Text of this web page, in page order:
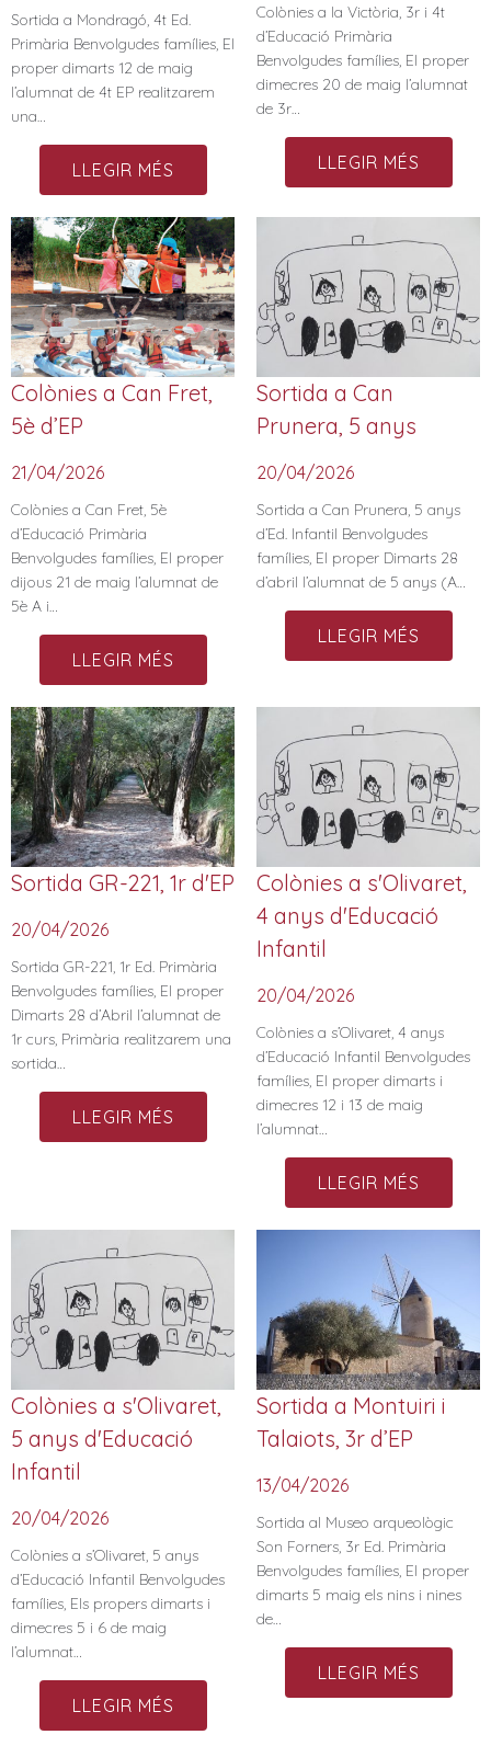
Sortida a Mondragó, 4t Ed.
Primària Benvolgudes famílies, El
proper dimarts 12 de maig
l’alumnat de 4t EP realitzarem
una…
LLEGIR MÉS
Colònies a la Victòria, 3r i 4t
d’Educació Primària
Benvolgudes famílies, El proper
dimecres 20 de maig l’alumnat
de 3r…
LLEGIR MÉS
Colònies a Can Fret,
5è d’EP
21/04/2026
Colònies a Can Fret, 5è
d’Educació Primària
Benvolgudes famílies, El proper
dijous 21 de maig l’alumnat de
5è A i…
LLEGIR MÉS
Sortida a Can
Prunera, 5 anys
20/04/2026
Sortida a Can Prunera, 5 anys
d’Ed. Infantil Benvolgudes
famílies, El proper Dimarts 28
d’abril l’alumnat de 5 anys (A…
LLEGIR MÉS
Sortida GR-221, 1r d'EP
20/04/2026
Sortida GR-221, 1r Ed. Primària
Benvolgudes famílies, El proper
Dimarts 28 d’Abril l’alumnat de
1r curs, Primària realitzarem una
sortida…
LLEGIR MÉS
Colònies a s'Olivaret,
4 anys d'Educació
Infantil​
20/04/2026
Colònies a s’Olivaret, 4 anys
d’Educació Infantil Benvolgudes
famílies, El proper dimarts i
dimecres 12 i 13 de maig
l’alumnat…
LLEGIR MÉS
Colònies a s'Olivaret,
5 anys d'Educació
Infantil
20/04/2026
Colònies a s’Olivaret, 5 anys
d’Educació Infantil Benvolgudes
famílies, Els propers dimarts i
dimecres 5 i 6 de maig
l’alumnat…
LLEGIR MÉS
Sortida a Montuiri i
Talaiots, 3r d’EP
13/04/2026
Sortida al Museo arqueològic
Son Forners, 3r Ed. Primària
Benvolgudes famílies, El proper
dimarts 5 maig els nins i nines
de…
LLEGIR MÉS